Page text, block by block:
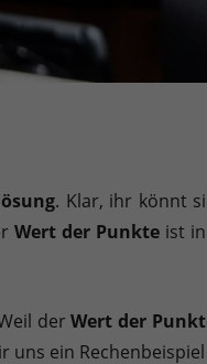
. Klar, ihr könnt
Wert der Punkte ist
derWert der
uns ein